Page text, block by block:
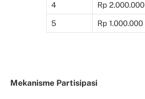
4 Rp 2.000.000
5 Rp 1.000.000
Mekanisme Partisipasi